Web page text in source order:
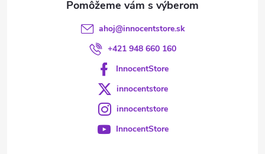
ahoj@innocentstore.sk
+421 948 660 160
InnocentStore
innocentstore
innocentstore
InnocentStore